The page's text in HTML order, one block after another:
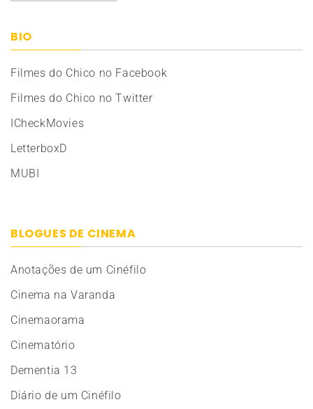
BIO
Filmes do Chico no Facebook
Filmes do Chico no Twitter
ICheckMovies
LetterboxD
MUBI
BLOGUES DE CINEMA
Anotações de um Cinéfilo
Cinema na Varanda
Cinemaorama
Cinematório
Dementia 13
Diário de um Cinéfilo